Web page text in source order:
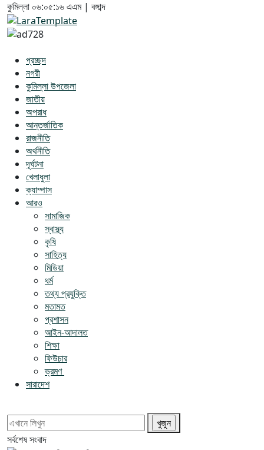
কুমিল্লা ০৬:০৫:১৭ এএম| বঙ্গাব্দ
প্রচ্ছদ
নগরী
কুমিল্লা উপজেলা
জাতীয়
অপরাধ
আন্তর্জাতিক
রাজনীতি
অর্থনীতি
দূর্ঘটনা
খেলাধুলা
ক্যাম্পাস
আরও
সামাজিক
স্বাস্থ্য
কৃষি
সাহিত্য
মিডিয়া
ধর্ম
তথ্য প্রযুক্তি
মতামত
প্রশাসন
আইন-আদালত
শিক্ষা
ফিউচার
ভ্রমণ
সারাদেশ
সর্বশেষ সংবাদ